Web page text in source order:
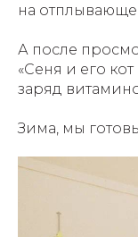
на
А после
«Сеня и его
заряд
Зима, мы